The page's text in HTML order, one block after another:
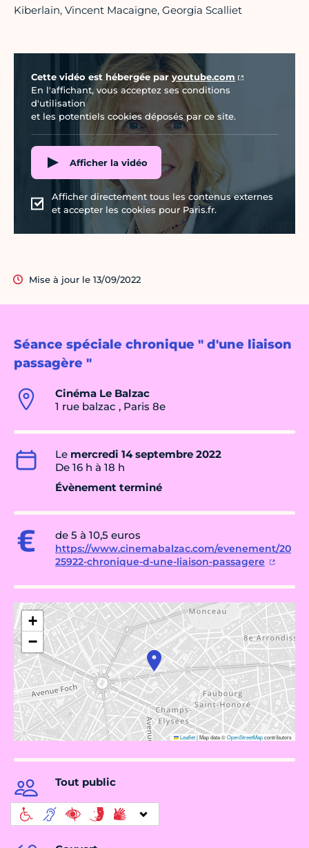
Séance spéciale chronique " d'une liaison
passagère "
Cinéma Le Balzac
1 rue balzac , Paris 8e
Le mercredi 14 septembre 2022
De 16 h à 18 h
Évènement terminé
de 5 à 10,5 euros
https://www.cinemabalzac.com/evenement/20
25922-chronique-d-une-liaison-passagere
+
−
Leaflet|Map data ©OpenStreetMapcontributors
Tout public
Kiberlain, Vincent Macaigne, Georgia Scalliet
Cette vidéo est hébergée paryoutube.com
En l'affichant, vous acceptez ses conditions
d'utilisation
et les potentiels cookies déposés par ce site.
Afficher la vidéo
Afficher directement tous les contenus externes
et accepter les cookies pour Paris.fr.
Mise à jour le 13/09/2022